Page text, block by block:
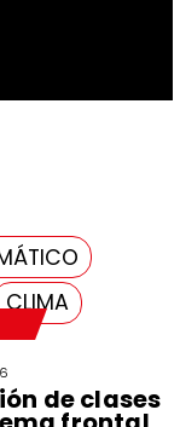
de clases
CLIMA